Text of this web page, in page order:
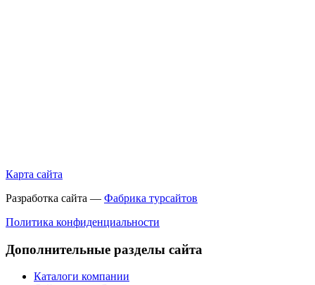
Карта сайта
Разработка сайта — Фабрика турсайтов
Политика конфиденциальности
Дополнительные разделы сайта
Каталоги компании